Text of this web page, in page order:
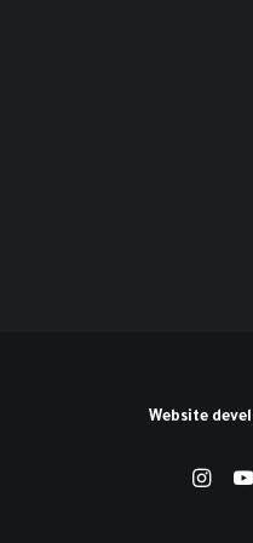
Website